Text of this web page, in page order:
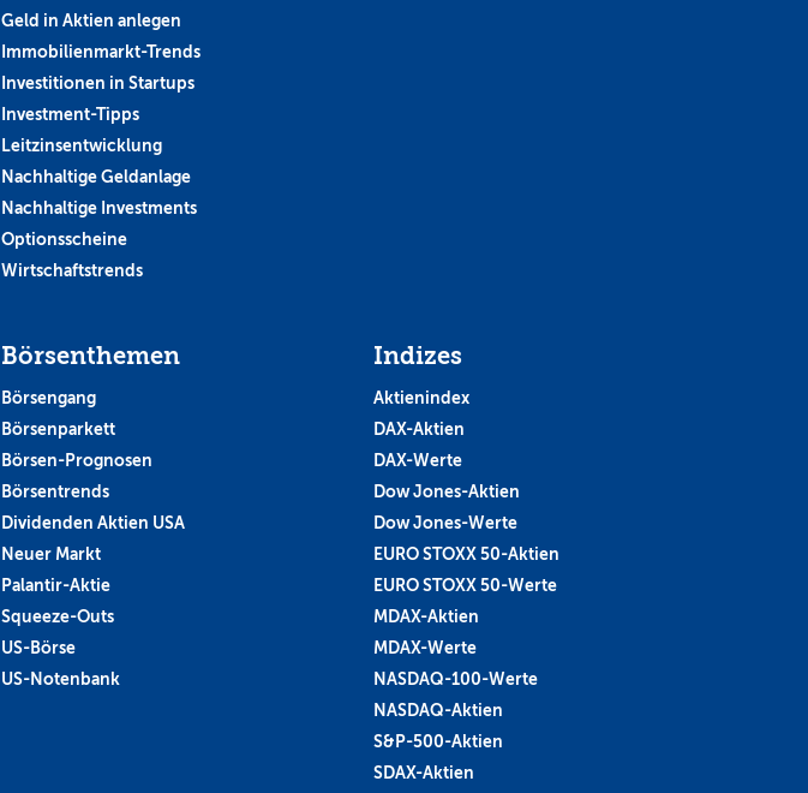
Geld in Aktien anlegen
Immobilienmarkt-Trends
Investitionen in Startups
Investment-Tipps
Leitzinsentwicklung
Nachhaltige Geldanlage
Nachhaltige Investments
Optionsscheine
Wirtschaftstrends
Börsenthemen
Börsengang
Börsenparkett
Börsen-Prognosen
Börsentrends
Dividenden Aktien USA
Neuer Markt
Palantir-Aktie
Squeeze-Outs
US-Börse
US-Notenbank
Indizes
Aktienindex
DAX-Aktien
DAX-Werte
Dow Jones-Aktien
Dow Jones-Werte
EURO STOXX 50-Aktien
EURO STOXX 50-Werte
MDAX-Aktien
MDAX-Werte
NASDAQ-100-Werte
NASDAQ-Aktien
S&P-500-Aktien
SDAX-Aktien